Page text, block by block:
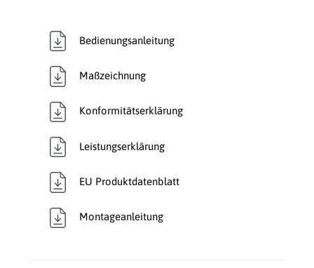
Bedienungsanleitung
Maßzeichnung
Konformitätserklärung
Leistungserklärung
EU Produktdatenblatt
Montageanleitung